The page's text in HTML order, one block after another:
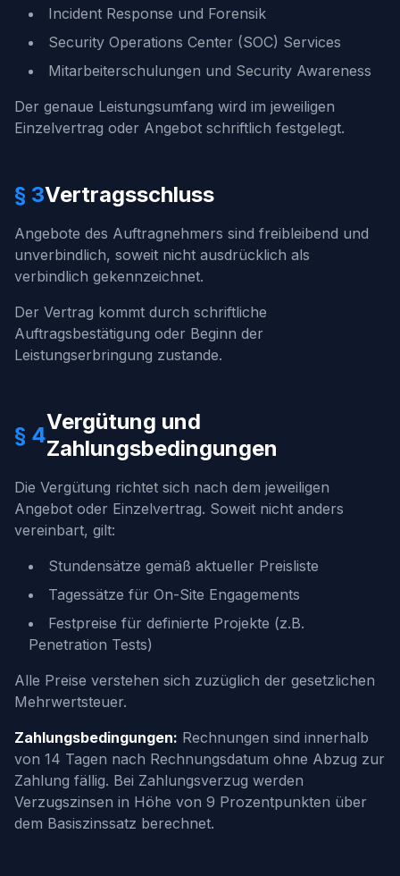
Incident Response und Forensik
Security Operations Center (SOC) Services
Mitarbeiterschulungen und Security Awareness
Der genaue Leistungsumfang wird im jeweiligen
Einzelvertrag oder Angebot schriftlich festgelegt.
§ 3Vertragsschluss
Angebote des Auftragnehmers sind freibleibend und
unverbindlich, soweit nicht ausdrücklich als
verbindlich gekennzeichnet.
Der Vertrag kommt durch schriftliche
Auftragsbestätigung oder Beginn der
Leistungserbringung zustande.
§ 4
Vergütung und
Zahlungsbedingungen
Die Vergütung richtet sich nach dem jeweiligen
Angebot oder Einzelvertrag. Soweit nicht anders
vereinbart, gilt:
Stundensätze gemäß aktueller Preisliste
Tagessätze für On-Site Engagements
Festpreise für definierte Projekte (z.B.
Penetration Tests)
Alle Preise verstehen sich zuzüglich der gesetzlichen
Mehrwertsteuer.
Zahlungsbedingungen: Rechnungen sind innerhalb
von 14 Tagen nach Rechnungsdatum ohne Abzug zur
Zahlung fällig. Bei Zahlungsverzug werden
Verzugszinsen in Höhe von 9 Prozentpunkten über
dem Basiszinssatz berechnet.